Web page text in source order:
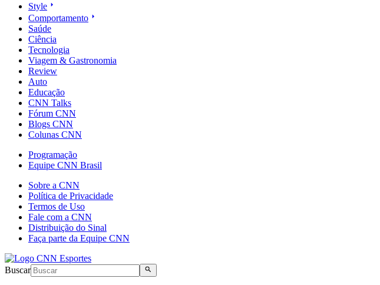
Style
Comportamento
Saúde
Ciência
Tecnologia
Viagem & Gastronomia
Review
Auto
Educação
CNN Talks
Fórum CNN
Blogs CNN
Colunas CNN
Programação
Equipe CNN Brasil
Sobre a CNN
Política de Privacidade
Termos de Uso
Fale com a CNN
Distribuição do Sinal
Faça parte da Equipe CNN
Buscar